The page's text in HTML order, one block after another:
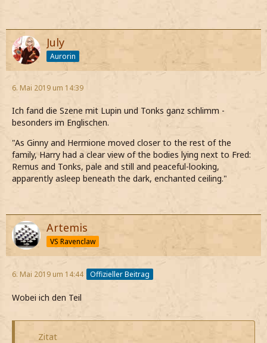
July
Aurorin
6. Mai 2019 um 14:39
Ich fand die Szene mit Lupin und Tonks ganz schlimm -
besonders im Englischen.
"As Ginny and Hermione moved closer to the rest of the
family, Harry had a clear view of the bodies lying next to Fred:
Remus and Tonks, pale and still and peaceful-looking,
apparently asleep beneath the dark, enchanted ceiling."
Artemis
VS Ravenclaw
6. Mai 2019 um 14:44 Offizieller Beitrag
Wobei ich den Teil
Zitat